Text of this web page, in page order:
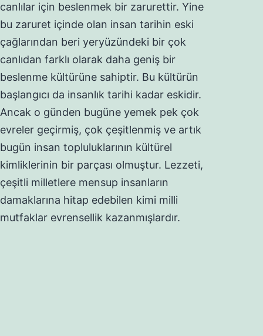
canlılar için beslenmek bir zarurettir. Yine
bu zaruret içinde olan insan tarihin eski
çağlarından beri yeryüzündeki bir çok
canlıdan farklı olarak daha geniş bir
beslenme kültürüne sahiptir. Bu kültürün
başlangıcı da insanlık tarihi kadar eskidir.
Ancak o günden bugüne yemek pek çok
evreler geçirmiş, çok çeşitlenmiş ve artık
bugün insan topluluklarının kültürel
kimliklerinin bir parçası olmuştur. Lezzeti,
çeşitli milletlere mensup insanların
damaklarına hitap edebilen kimi milli
mutfaklar evrensellik kazanmışlardır.